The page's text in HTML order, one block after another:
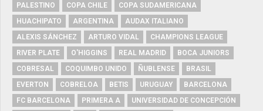
PALESTINO
COPA CHILE
COPA SUDAMERICANA
HUACHIPATO
ARGENTINA
AUDAX ITALIANO
ALEXIS SÁNCHEZ
ARTURO VIDAL
CHAMPIONS LEAGUE
RIVER PLATE
O'HIGGINS REAL MADRID
BOCA JUNIORS
COBRESAL
COQUIMBO UNIDO ÑUBLENSE
BRASIL
EVERTON
COBRELOA BETIS URUGUAY
BARCELONA
FC BARCELONA
PRIMERA A
UNIVERSIDAD DE CONCEPCIÓN